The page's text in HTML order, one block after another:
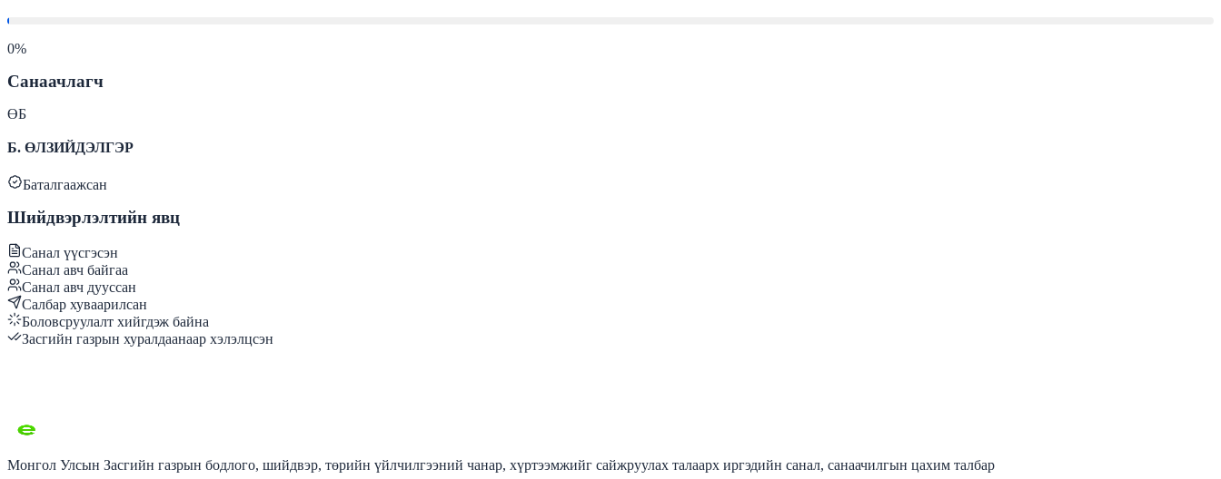
0%
Санаачлагч
ӨБ
Б. ӨЛЗИЙДЭЛГЭР
Баталгаажсан
Шийдвэрлэлтийн явц
Санал үүсгэсэн
Санал авч байгаа
Санал авч дууссан
Салбар хуваарилсан
Боловсруулалт хийгдэж байна
Засгийн газрын хуралдаанаар хэлэлцсэн
Монгол Улсын Засгийн газрын бодлого, шийдвэр, төрийн үйлчилгээний чанар, хүртээмжийг сайжруулах талаарх иргэдийн санал, санаачилгын цахим талбар